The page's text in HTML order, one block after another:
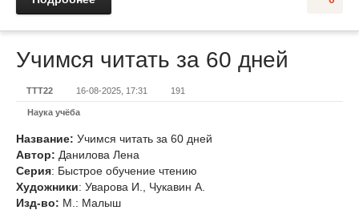
Учимся читать за 60 дней
TTT22 16-08-2025, 17:31 191
Наука учёба
Название: Учимся читать за 60 дней
Автор: Данилова Лена
Серия: Быстрое обучение чтению
Художники: Уварова И., Чукавин А.
Изд-во: М.: Малыш